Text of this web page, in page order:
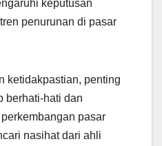
keputusan
penurunan di pasar
ketidakpastian, penting
berhati-hati dan
pasar
nasihat dari ahli